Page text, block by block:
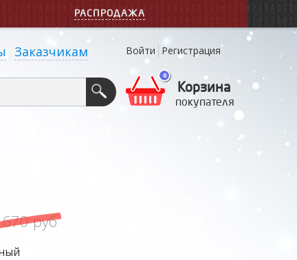
РАСПРОДАЖА
Заказчикам Войти Регистрация
0
Корзина
покупателя
руб